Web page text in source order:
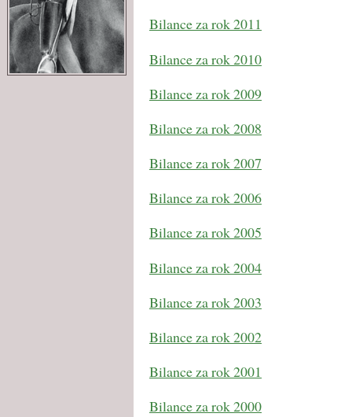
Bilance za rok 2011
Bilance za rok 2010
Bilance za rok 2009
Bilance za rok 2008
Bilance za rok 2007
Bilance za rok 2006
Bilance za rok 2005
Bilance za rok 2004
Bilance za rok 2003
Bilance za rok 2002
Bilance za rok 2001
Bilance za rok 2000